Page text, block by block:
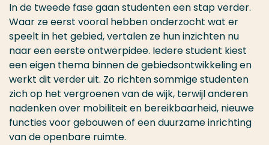
In de tweede fase gaan studenten een stap verder.
Waar ze eerst vooral hebben onderzocht wat er
speelt in het gebied, vertalen ze hun inzichten nu
naar een eerste ontwerpidee. Iedere student kiest
een eigen thema binnen de gebiedsontwikkeling en
werkt dit verder uit. Zo richten sommige studenten
zich op het vergroenen van de wijk, terwijl anderen
nadenken over mobiliteit en bereikbaarheid, nieuwe
functies voor gebouwen of een duurzame inrichting
van de openbare ruimte.